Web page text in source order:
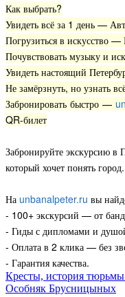
Как выбрать?
Увидеть всё за 1 день —
Погрузиться в искусство
Почувствовать музыку и
Увидеть настоящий
Не замёрзнуть, но узнать
Забронировать быстро —
QR-билет
Забронируйте экскурсию в
который хочет понять город.
На unbanalpeter.ru вы
- 100+ экскурсий — от
- Гиды с дипломами и
- Оплата в 2 клика — без
- Гарантия качества.
Кресты, история
Особняк Брусницыных